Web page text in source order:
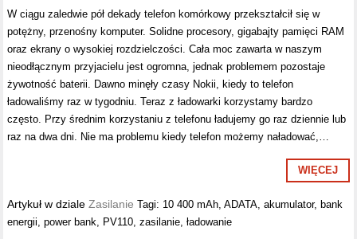
W ciągu zaledwie pół dekady telefon komórkowy przekształcił się w
potężny, przenośny komputer. Solidne procesory, gigabajty pamięci RAM
oraz ekrany o wysokiej rozdzielczości. Cała moc zawarta w naszym
nieodłącznym przyjacielu jest ogromna, jednak problemem pozostaje
żywotność baterii. Dawno minęły czasy Nokii, kiedy to telefon
ładowaliśmy raz w tygodniu. Teraz z ładowarki korzystamy bardzo
często. Przy średnim korzystaniu z telefonu ładujemy go raz dziennie lub
raz na dwa dni. Nie ma problemu kiedy telefon możemy naładować,…
WIĘCEJ
Artykuł w dzialeZasilanie Tagi: 10 400 mAh,ADATA,akumulator, bank
energii,power bank, PV110,zasilanie,ładowanie